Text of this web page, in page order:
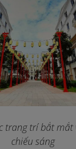
trang trí bắt mắt
chiếu sáng